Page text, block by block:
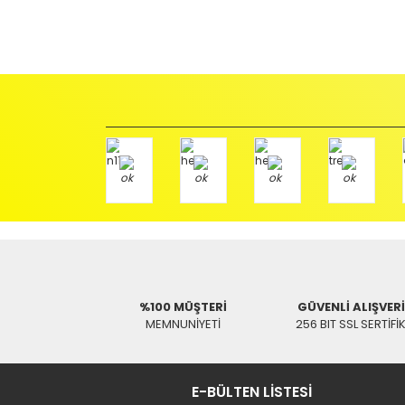
gerekir.
ödemeli olarak göndermenizi rica ederiz.
Antenci Elektronik San.Tic.Ltd.Şti.
Adres : Akıncılar Mh. Pancar Arkası Sk. No:10/B2 KARESİ /
Aras Kargo Anlaşma No : 152 294 193 1342
%100 MÜŞTERİ
MEMNUNİYETİ
GÜVENLİ
256 BIT SSL
E-BÜLTEN LİSTESİ